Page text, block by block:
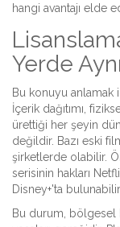
hangi avantajı elde
Yerde
Bu konuyu anlamak
İçerik dağıtımı,
ürettiği her şeyin
değildir. Bazı eski
şirketlerde olabilir.
serisinin hakları
Disney+'ta bulunabilir.
Bu durum,
bölgesel